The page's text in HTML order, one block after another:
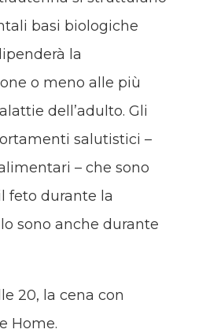
basi biologiche
la
o meno alle più
dell’adulto. Gli
salutistici –
– che sono
feto durante la
sono anche durante
20, la cena con
Home.